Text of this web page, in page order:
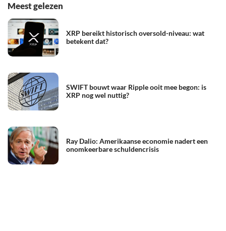
Meest gelezen
XRP bereikt historisch oversold-niveau: wat
betekent dat?
SWIFT bouwt waar Ripple ooit mee begon: is
XRP nog wel nuttig?
Ray Dalio: Amerikaanse economie nadert een
onomkeerbare schuldencrisis